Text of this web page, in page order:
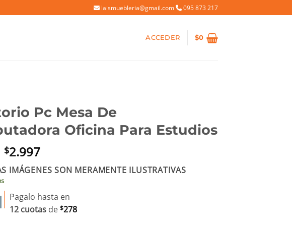
laismuebleria@gmail.com 095 873 217
ACCEDER $0
Pc Mesa De
Oficina Para Estudios
El
precio
original
era:
$3.330.
$2.997El
precio
actual
$2.997.
IMÁGENES SON MERAMENTE ILUSTRATIVAS
Pagalo hasta en
12 cuotas de $278